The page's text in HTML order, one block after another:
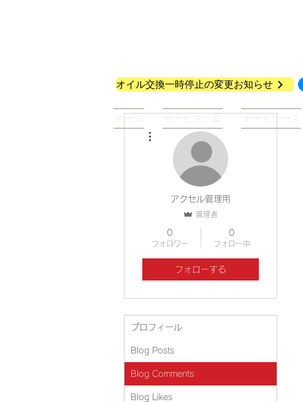
オイル交換一時停止の変更お知らせ
ホーム サービス一覧 オートリース
アクセル管理用
管理者
0
フォロワー
0
フォロー中
フォローする
その他
プロフィール
Blog Posts
Blog Comments
Blog Likes